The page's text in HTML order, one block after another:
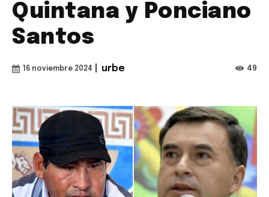
Quintana y Ponciano
Santos
16 noviembre 2024 urbe 49